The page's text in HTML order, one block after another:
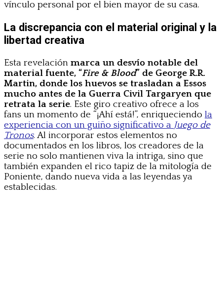
vínculo personal por el bien mayor de su casa.
La discrepancia con el material original y la
libertad creativa
Esta revelación marca un desvío notable del
material fuente, “Fire & Blood” de George R.R.
Martin, donde los huevos se trasladan a Essos
mucho antes de la Guerra Civil Targaryen que
retrata la serie. Este giro creativo ofrece a los
fans un momento de “¡Ahí está!”, enriqueciendo la
experiencia con un guiño significativo a Juego de
Tronos. Al incorporar estos elementos no
documentados en los libros, los creadores de la
serie no solo mantienen viva la intriga, sino que
también expanden el rico tapiz de la mitología de
Poniente, dando nueva vida a las leyendas ya
establecidas.